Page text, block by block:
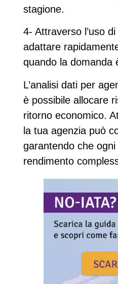
stagione.
4- Attraverso l’uso
adattare
quando la domanda
L’analisi dati per
è possibile allocare
ritorno economico.
la tua agenzia può
garantendo che
rendimento